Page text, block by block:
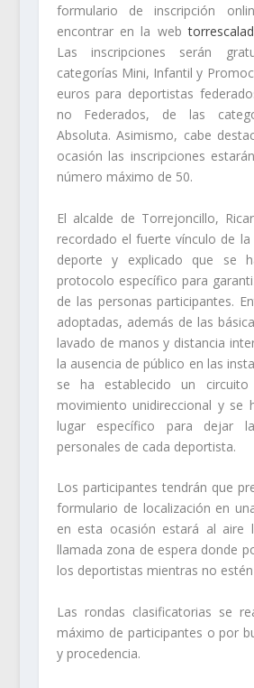
formulario de inscripción
encontrar en la web
Las inscripciones serán
categorías Mini, Infantil y
euros para deportistas
no Federados, de las
Absoluta. Asimismo, cabe
ocasión las inscripciones
número máximo de 50.
El alcalde de Torrejoncillo,
recordado el fuerte vínculo de
deporte y explicado que se
protocolo específico para
de las personas participantes.
adoptadas, además de las
lavado de manos y distancia
la ausencia de público en las
se ha establecido un
movimiento unidireccional y se
lugar específico para dejar
personales de cada deportista.
Los participantes tendrán que
formulario de localización en
en esta ocasión estará al aire
llamada zona de espera donde
los deportistas mientras no
Las rondas clasificatorias se
máximo de participantes o por
y procedencia.